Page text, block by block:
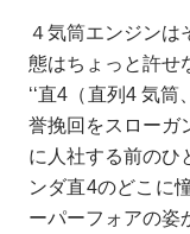
４気筒エンジンは
態はちょっと許せ
‘‘直4（直列4 気
誉挽回をスローガ
に人社する前のひ
ンダ直4のどこに
ーパーフォアの姿